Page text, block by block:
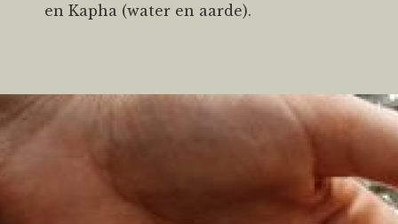
en Kapha (water en aarde).